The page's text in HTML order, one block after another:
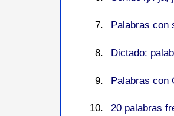
Palabras con
Dictado:
Palabras con
20 palabras